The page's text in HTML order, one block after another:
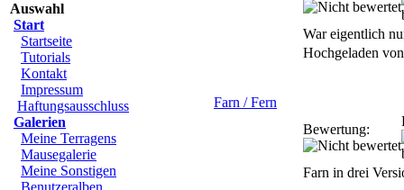
Auswahl
Start
Startseite
Tutorials
Kontakt
Impressum
Haftungsausschluss
Galerien
Meine Terragens
Mausegalerie
Meine Sonstigen
Benutzeralben
War eigentlich
Hochgeladen
Farn / Fern
Bewertung:
Farn in drei